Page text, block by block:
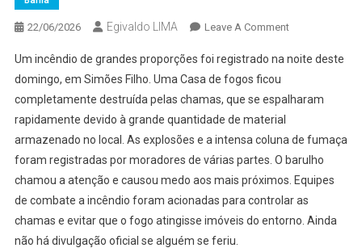
22/06/2026 Egivaldo LIMA Leave A CommentOn
DESTRÓI
DE
EM
SIMÕES
FILHO
Um incêndio de grandes proporções foi registrado na noite deste
domingo, em Simões Filho. Uma Casa de fogos ficou
completamente destruída pelas chamas, que se espalharam
rapidamente devido à grande quantidade de material
armazenado no local. As explosões e a intensa coluna de fumaça
foram registradas por moradores de várias partes. O barulho
chamou a atenção e causou medo aos mais próximos. Equipes
de combate a incêndio foram acionadas para controlar as
chamas e evitar que o fogo atingisse imóveis do entorno. Ainda
não há divulgação oficial se alguém se feriu.